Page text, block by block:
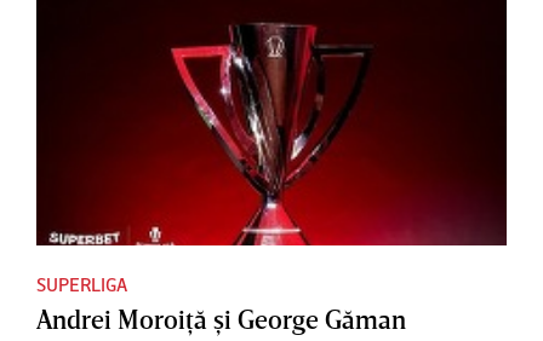
SUPERLIGA
Andrei Moroiţă şi George Găman